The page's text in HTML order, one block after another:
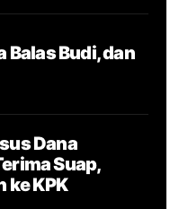
Balas Budi, dan
Dana
Suap,
ke KPK